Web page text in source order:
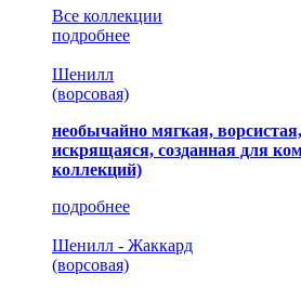
Все коллекции
подробнее
Шенилл
(ворсовая)
необычайно мягкая,
искрящаяся, созданная для
коллекций)
подробнее
Шенилл - Жаккард
(ворсовая)